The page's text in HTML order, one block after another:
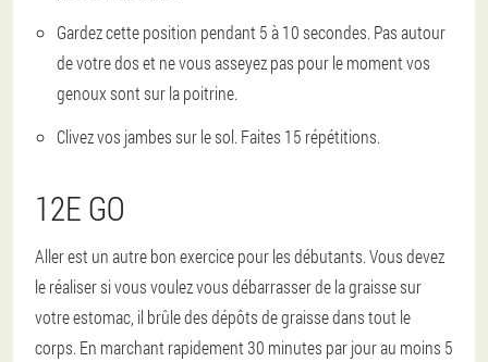
Gardez cette position pendant 5 à 10 secondes. Pas autour
de votre dos et ne vous asseyez pas pour le moment vos
genoux sont sur la poitrine.
Clivez vos jambes sur le sol. Faites 15 répétitions.
12E GO
Aller est un autre bon exercice pour les débutants. Vous devez
le réaliser si vous voulez vous débarrasser de la graisse sur
votre estomac, il brûle des dépôts de graisse dans tout le
corps. En marchant rapidement 30 minutes par jour au moins 5